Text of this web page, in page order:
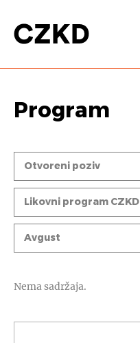
Program
Događaji
Otvoreni poziv
Ciklusi
Likovni program CZKD
Mesec
Avgust
Nema sadržaja.